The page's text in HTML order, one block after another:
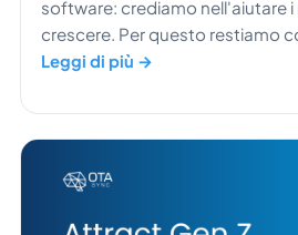
software: crediamo nell'aiutare i
crescere. Per questo restiamo
contatto con i nostri partner del
Apartments a Valencia,
non solo in piena crescita, ma
sfruttare gli strumenti di
operazioni, automatizzare le
spalle […]
Leggi di più →